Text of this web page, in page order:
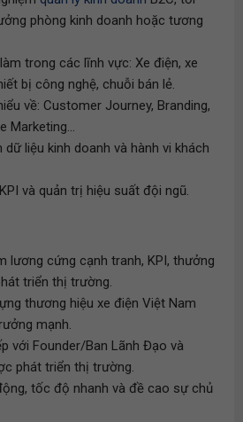
phòng kinh doanh hoặc tương
trong các lĩnh vực: Xe điện, xe
bị công nghệ, chuỗi bán lẻ.
về: Customer Journey, Branding,
Marketing...
dữ liệu kinh doanh và hành vi khách
và quản trị hiệu suất đội ngũ.
lương cứng cạnh tranh, KPI, thưởng
triển thị trường.
thương hiệu xe điện Việt Nam
mạnh.
với Founder/Ban Lãnh Đạo và
phát triển thị trường.
tốc độ nhanh và đề cao sự chủ